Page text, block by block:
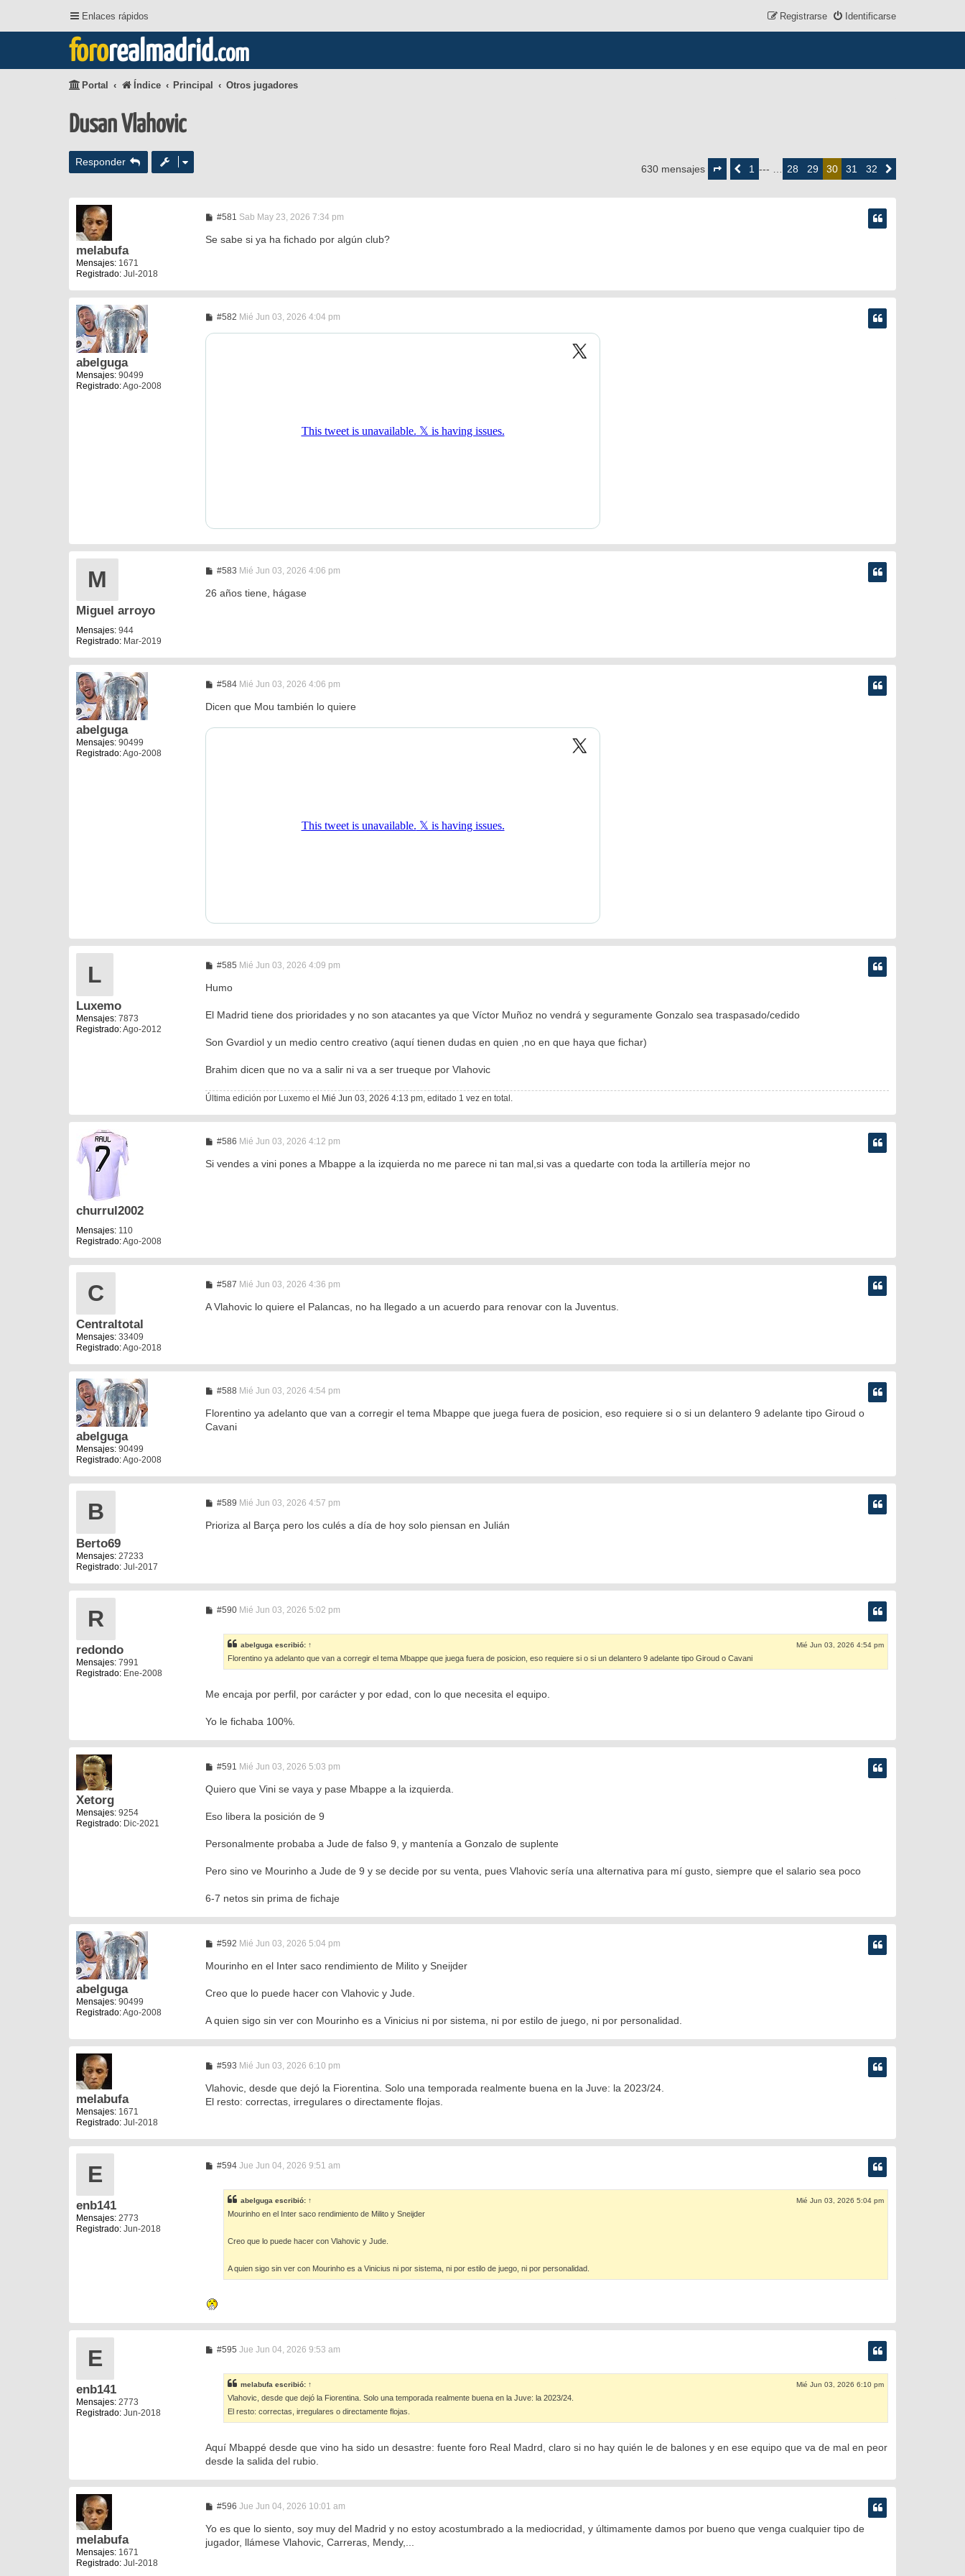
Enlaces rápidos Identificarse
Registrarse
fororealmadrid.com
Portal Índice Principal Otros jugadores
Dusan Vlahovic
Responder
630 mensajes
deAnterior1 --- … 28 29 30 31 32
Siguiente
melabufa
Mensajes: 1671
Registrado: Jul-2018
#581 M
n
Sab May 23, 2026 7:34 pm
Se sabe si ya ha fichado por algún club?
abelguga
Mensajes: 90499
Registrado:Ago-2008
#582M
n
Mié Jun 03, 2026 4:04 pm
M
Miguel arroyo
Mensajes: 944
Registrado: Mar-2019
#583M
n
Mié Jun 03, 2026 4:06 pm
26 años tiene, hágase
abelguga
Mensajes: 90499
Registrado:Ago-2008
#584M
n
s
Mié Jun 03, 2026 4:06 pm
Dicen que Mou también lo quiere
L
Luxemo
Mensajes: 7873
Registrado:Ago-2012
#585M
j
Mié Jun 03, 2026 4:09 pm
Humo
El Madrid tiene dos prioridades y no son atacantes ya que Víctor Muñoz no vendrá y seguramente Gonzalo sea traspasado/cedido
Son Gvardiol y un medio centro creativo (aquí tienen dudas en quien ,no en que haya que fichar)
Brahim dicen que no va a salir ni va a ser trueque por Vlahovic
Última edición por Luxemo el Mié Jun 03, 2026 4:13 pm, editado 1 vez en total.
churrul2002
Mensajes: 110
Registrado:Ago-2008
#586M
n
s
Mié Jun 03, 2026 4:12 pm
Si vendes a vini pones a Mbappe a la izquierda no me parece ni tan mal,si vas a quedarte con toda la artillería mejor no
C
Centraltotal
Mensajes: 33409
Registrado:Ago-2018
#587M
n
s
Mié Jun 03, 2026 4:36 pm
A Vlahovic lo quiere el Palancas, no ha llegado a un acuerdo para renovar con la Juventus.
abelguga
Mensajes: 90499
Registrado:Ago-2008
#588M
n
a
Mié Jun 03, 2026 4:54 pm
Florentino ya adelanto que van a corregir el tema Mbappe que juega fuera de posicion, eso requiere si o si un delantero 9 adelante tipo Giroud o
Cavani
B
Berto69
Mensajes: 27233
Registrado: Jul-2017
#589M
n
Mié Jun 03, 2026 4:57 pm
Prioriza al Barça pero los culés a día de hoy solo piensan en Julián
R
redondo
Mensajes: 7991
Registrado: Ene-2008
#590M
s
a
j
e
Mié Jun 03, 2026 5:02 pm
abelguga escribió: ↑ Mié Jun 03, 2026 4:54 pm
Florentino ya adelanto que van a corregir el tema Mbappe que juega fuera de posicion, eso requiere si o si un delantero 9 adelante tipo Giroud o Cavani
Me encaja por perfil, por carácter y por edad, con lo que necesita el equipo.
Yo le fichaba 100%.
Xetorg
Mensajes: 9254
Registrado: Dic-2021
#591 M
n
s
j
Mié Jun 03, 2026 5:03 pm
Quiero que Vini se vaya y pase Mbappe a la izquierda.
Eso libera la posición de 9
Personalmente probaba a Jude de falso 9, y mantenía a Gonzalo de suplente
Pero sino ve Mourinho a Jude de 9 y se decide por su venta, pues Vlahovic sería una alternativa para mí gusto, siempre que el salario sea poco
6-7 netos sin prima de fichaje
abelguga
Mensajes: 90499
Registrado:Ago-2008
#592M
n
s
j
Mié Jun 03, 2026 5:04 pm
Mourinho en el Inter saco rendimiento de Milito y Sneijder
Creo que lo puede hacer con Vlahovic y Jude.
A quien sigo sin ver con Mourinho es a Vinicius ni por sistema, ni por estilo de juego, ni por personalidad.
melabufa
Mensajes: 1671
Registrado: Jul-2018
#593M
n
s
a
Mié Jun 03, 2026 6:10 pm
Vlahovic, desde que dejó la Fiorentina. Solo una temporada realmente buena en la Juve: la 2023/24.
El resto: correctas, irregulares o directamente flojas.
E
enb141
Mensajes: 2773
Registrado: Jun-2018
#594M
s
a
j
Jue Jun 04, 2026 9:51 am
abelguga escribió: ↑ Mié Jun 03, 2026 5:04 pm
Mourinho en el Inter saco rendimiento de Milito y Sneijder
Creo que lo puede hacer con Vlahovic y Jude.
A quien sigo sin ver con Mourinho es a Vinicius ni por sistema, ni por estilo de juego, ni por personalidad.
E
enb141
Mensajes: 2773
Registrado: Jun-2018
#595M
s
a
j
e
Jue Jun 04, 2026 9:53 am
melabufa escribió: ↑ Mié Jun 03, 2026 6:10 pm
Vlahovic, desde que dejó la Fiorentina. Solo una temporada realmente buena en la Juve: la 2023/24.
El resto: correctas, irregulares o directamente flojas.
Aquí Mbappé desde que vino ha sido un desastre: fuente foro Real Madrd, claro si no hay quién le de balones y en ese equipo que va de mal en peor
desde la salida del rubio.
melabufa
Mensajes: 1671
Registrado: Jul-2018
#596M
n
s
a
Jue Jun 04, 2026 10:01 am
Yo es que lo siento, soy muy del Madrid y no estoy acostumbrado a la mediocridad, y últimamente damos por bueno que venga cualquier tipo de
jugador, llámese Vlahovic, Carreras, Mendy,...